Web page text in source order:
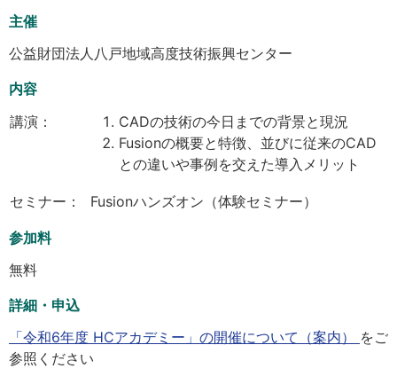
主催
公益財団法人八戸地域高度技術振興センター
内容
講演：
CADの技術の今日までの背景と現況
Fusionの概要と特徴、並びに従来のCAD
との違いや事例を交えた導入メリット
セミナー： Fusionハンズオン（体験セミナー）
参加料
無料
詳細・申込
「令和6年度 HCアカデミー」の開催について（案内） をご
参照ください